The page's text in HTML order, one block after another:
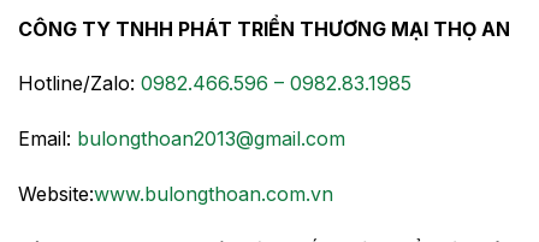
CÔNG TY TNHH PHÁT TRIỂN THƯƠNG MẠI THỌ AN
Hotline/Zalo: 0982.466.596 – 0982.83.1985
Email: bulongthoan2013@gmail.com
Website:www.bulongthoan.com.vn